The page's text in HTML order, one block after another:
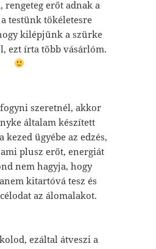
erőt adnak a
testünk tökéletesre
kilépjünk a szürke
ezt írta több vásárlóm.
szeretnél, akkor
általam készített
kezed ügyébe az edzés,
plusz erőt, energiát
nem hagyja, hogy
kitartóvá tesz és
az álomalakot.
ezáltal átveszi a